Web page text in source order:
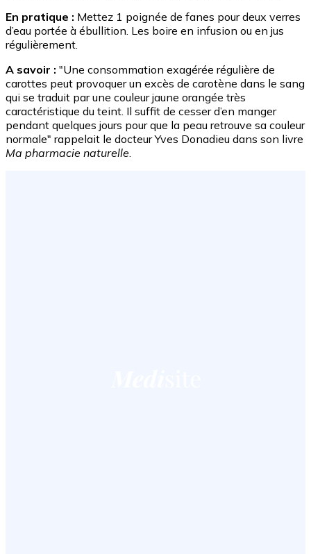
En pratique : Mettez 1 poignée de fanes pour deux verres
d’eau portée à ébullition. Les boire en infusion ou en jus
régulièrement.
A savoir : "Une consommation exagérée régulière de
carottes peut provoquer un excès de carotène dans le sang
qui se traduit par une couleur jaune orangée très
caractéristique du teint. Il suffit de cesser d’en manger
pendant quelques jours pour que la peau retrouve sa couleur
normale" rappelait le docteur Yves Donadieu dans son livre
Ma pharmacie naturelle